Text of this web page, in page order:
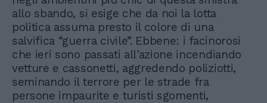
allo sbando, si esige che da noi la lotta
politica assuma presto il colore di una
salvifica “guerra civile”. Ebbene: i facinorosi
che ieri sono passati all'azione incendiando
vetture e cassonetti, aggredendo poliziotti,
seminando il terrore per le strade fra
persone impaurite e turisti sgomenti,